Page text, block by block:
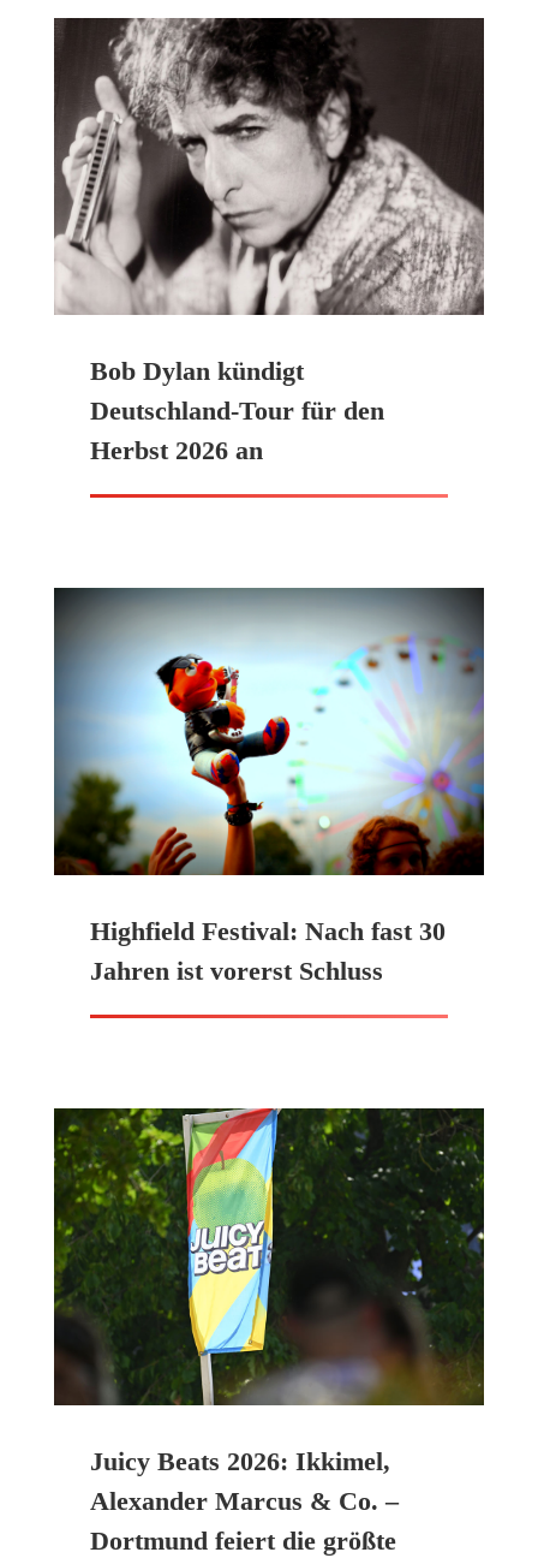
Bob Dylan kündigt
Deutschland-Tour für den
Herbst 2026 an
Highfield Festival: Nach fast 30
Jahren ist vorerst Schluss
Juicy Beats 2026: Ikkimel,
Alexander Marcus & Co. –
Dortmund feiert die größte